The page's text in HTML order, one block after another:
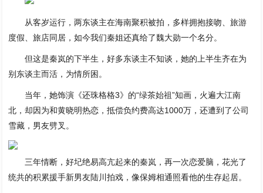
从客岁运行，两东谈主在海南聚积被拍，多样拥抱接吻、旅游
度假、旅店同居，如今我们秦姐还真给了魏大勋一个名分。
但这是秦岚的下半生，好多东谈主不知谈，她的上半生齐在为
别东谈主而活，为情所困。
当年，她饰演《还珠格格3》的“绿茶始祖”知画，火遍大江南
北，却因为和黄晓明热恋，抵偿负约费高达1000万，还遭到了公司
雪藏，男友劈叉。
三年情断，好圮绝易高亢起来的秦岚，再一次恋爱脑，花光了
统共的积累援手新男友陆川拍戏，像保姆相通照看他的生存起居。